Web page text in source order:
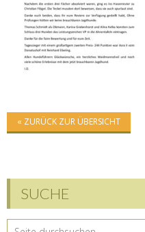
« ZURÜCK ZUR ÜBERSICHT
SUCHE